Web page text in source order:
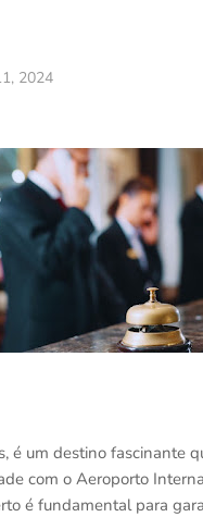
2024
é um destino fascinante
com o Aeroporto
é fundamental para